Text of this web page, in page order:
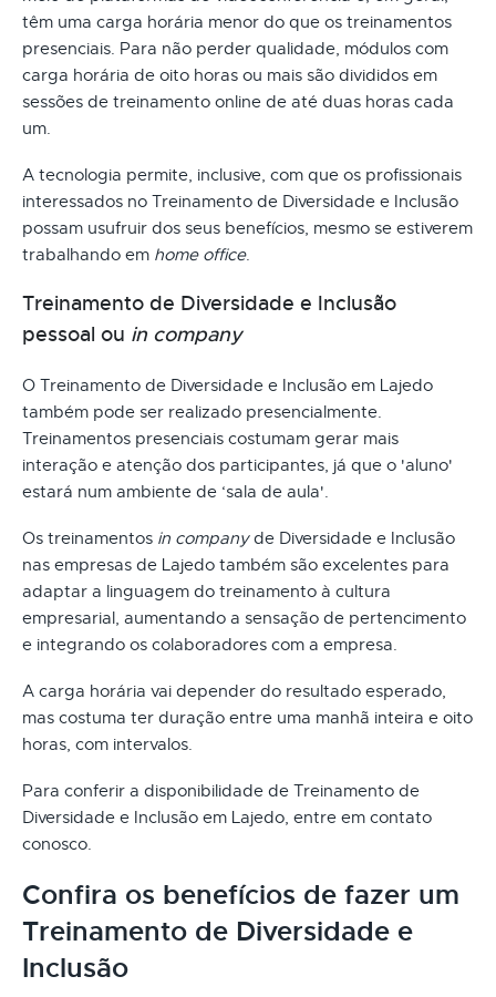
têm uma carga horária menor do que os treinamentos
presenciais. Para não perder qualidade, módulos com
carga horária de oito horas ou mais são divididos em
sessões de treinamento online de até duas horas cada
um.
A tecnologia permite, inclusive, com que os profissionais
interessados no Treinamento de Diversidade e Inclusão
possam usufruir dos seus benefícios, mesmo se estiverem
trabalhando em home office.
Treinamento de Diversidade e Inclusão
pessoal ou in company
O Treinamento de Diversidade e Inclusão em Lajedo
também pode ser realizado presencialmente.
Treinamentos presenciais costumam gerar mais
interação e atenção dos participantes, já que o 'aluno'
estará num ambiente de ‘sala de aula'.
Os treinamentos in companyde Diversidade e Inclusão
nas empresas de Lajedo também são excelentes para
adaptar a linguagem do treinamento à cultura
empresarial, aumentando a sensação de pertencimento
e integrando os colaboradores com a empresa.
A carga horária vai depender do resultado esperado,
mas costuma ter duração entre uma manhã inteira e oito
horas, com intervalos.
Para conferir a disponibilidade de Treinamento de
Diversidade e Inclusão em Lajedo, entre em contato
conosco.
Confira os benefícios de fazer um
Treinamento de Diversidade e
Inclusão